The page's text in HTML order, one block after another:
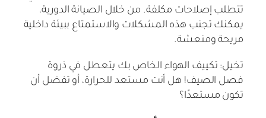
تتطلب إصلاحات مكلفة. من خلال الصيانة الدورية،
يمكنك تجنب هذه المشكلات والاستمتاع ببيئة داخلية
مريحة ومنعشة.
تخيل: تكييف الهواء الخاص بك يتعطل في ذروة
فصل الصيف! هل أنت مستعد للحرارة، أو تفضل أن
تكون مستعدًا؟